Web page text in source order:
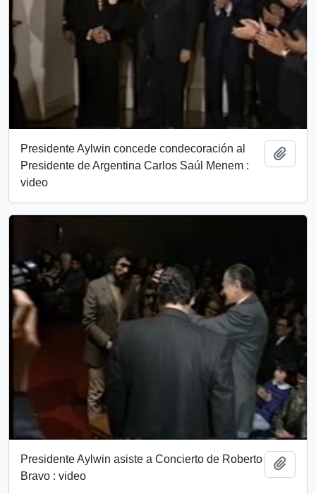
Presidente Aylwin concede condecoración al
Presidente de Argentina Carlos Saúl Menem :
video
Presidente Aylwin asiste a Concierto de Roberto
Bravo : video